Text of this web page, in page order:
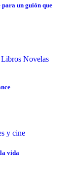
un guión que
Libros Novelas
y cine
vida